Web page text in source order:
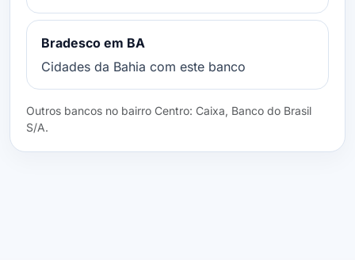
Bradesco em BA
Cidades da Bahia com este banco
Outros bancos no bairro Centro: Caixa, Banco do Brasil
S/A.